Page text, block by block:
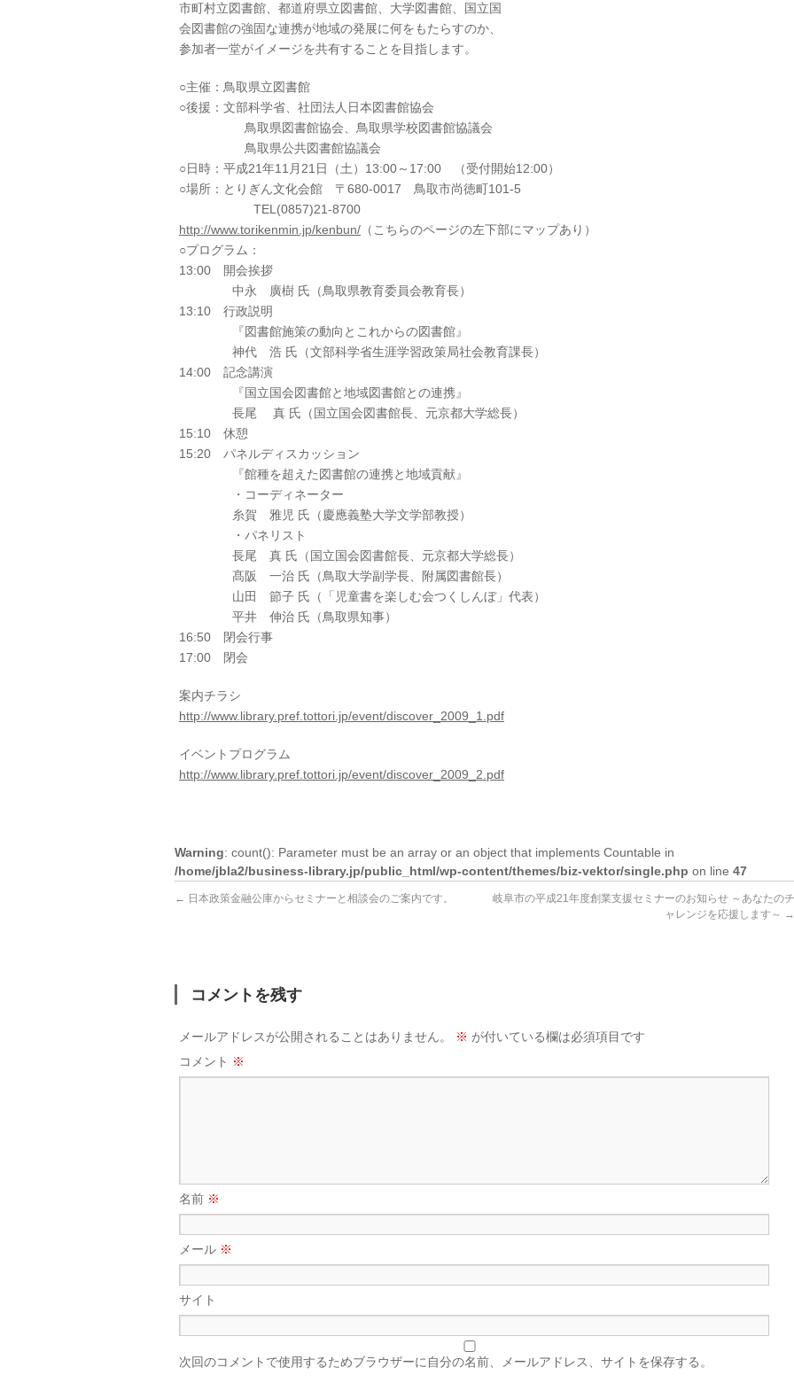
市町村立図書館、都道府県立図書館、大学図書館、国立国
会図書館の強固な連携が地域の発展に何をもたらすのか、
参加者一堂がイメージを共有することを目指します。
○主催：鳥取県立図書館
○後援：文部科学省、社団法人日本図書館協会
鳥取県図書館協会、鳥取県学校図書館協議会
鳥取県公共図書館協議会
○日時：平成21年11月21日（土）13:00～17:00 （受付開始12:00）
○場所：とりぎん文化会館 〒680-0017 鳥取市尚徳町101-5
TEL(0857)21-8700
http://www.torikenmin.jp/kenbun/ （こちらのページの左下部にマップあり）
○プログラム：
13:00 開会挨拶
中永 廣樹 氏（鳥取県教育委員会教育長）
13:10 行政説明
『図書館施策の動向とこれからの図書館』
神代 浩 氏（文部科学省生涯学習政策局社会教育課長）
14:00 記念講演
『国立国会図書館と地域図書館との連携』
長尾 真 氏（国立国会図書館長、元京都大学総長）
15:10 休憩
15:20 パネルディスカッション
『館種を超えた図書館の連携と地域貢献』
・コーディネーター
糸賀 雅児 氏（慶應義塾大学文学部教授）
・パネリスト
長尾 真 氏（国立国会図書館長、元京都大学総長）
髙阪 一治 氏（鳥取大学副学長、附属図書館長）
山田 節子 氏（「児童書を楽しむ会つくしんぼ」代表）
平井 伸治 氏（鳥取県知事）
16:50 閉会行事
17:00 閉会
案内チラシ
http://www.library.pref.tottori.jp/event/discover_2009_1.pdf
イベントプログラム
http://www.library.pref.tottori.jp/event/discover_2009_2.pdf
Warning: count(): Parameter must be an array or an object that implements Countable in
/home/jbla2/business-library.jp/public_html/wp-content/themes/biz-vektor/single.php on line 47
← 日本政策金融公庫からセミナーと相談会のご案内です。
岐阜市の平成21年度創業支援セミナーのお知らせ ～あなたのチ
ャレンジを応援します～ →
コメントを残す
メールアドレスが公開されることはありません。 ※ が付いている欄は必須項目です
コメント ※
名前 ※
メール ※
サイト
次回のコメントで使用するためブラウザーに自分の名前、メールアドレス、サイトを保存する。